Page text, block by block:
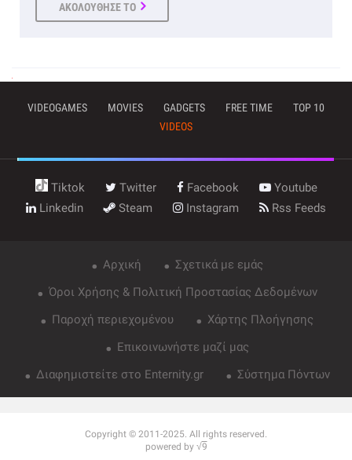
ΑΚΟΛΟΥΘΗΣΕ ΤΟ
VIDEOGAMES MOVIES GADGETS FREE TIME
TOP 10
VIDEOS
Tiktok Twitter Facebook
Youtube
Linkedin
Steam Instagram Rss Feeds
Αρχική
Σχετικά με εμάς
Όροι Χρήσης & Πολιτική Προστασίας Δεδομένων
Παροχή περιεχομένου
Χάρτης Πλοήγησης
Επικοινωνήστε μαζί μας
Διαφημιστείτε στο Enternity.gr
Σύστημα Πόντων
Copyright © 2011-2025. All rights reserved.
powered by √9